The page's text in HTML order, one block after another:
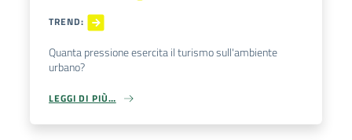
TREND:
Quanta pressione esercita il turismo sull'ambiente
urbano?
LEGGI DI PIÙ…